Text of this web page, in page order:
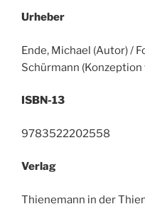
Urheber
Ende, Michael (Autor) /
Schürmann (Konzeption
ISBN-13
9783522202558
Verlag
Thienemann in der